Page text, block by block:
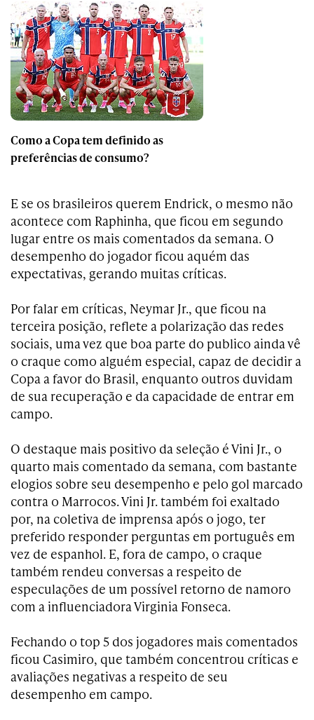
Como a Copa tem definido as
preferências de consumo?
E se os brasileiros querem Endrick, o mesmo não
acontece com Raphinha, que ficou em segundo
lugar entre os mais comentados da semana. O
desempenho do jogador ficou aquém das
expectativas, gerando muitas críticas.
Por falar em críticas, Neymar Jr., que ficou na
terceira posição, reflete a polarização das redes
sociais, uma vez que boa parte do publico ainda vê
o craque como alguém especial, capaz de decidir a
Copa a favor do Brasil, enquanto outros duvidam
de sua recuperação e da capacidade de entrar em
campo.
O destaque mais positivo da seleção é Vini Jr., o
quarto mais comentado da semana, com bastante
elogios sobre seu desempenho e pelo gol marcado
contra o Marrocos. Vini Jr. também foi exaltado
por, na coletiva de imprensa após o jogo, ter
preferido responder perguntas em português em
vez de espanhol. E, fora de campo, o craque
também rendeu conversas a respeito de
especulações de um possível retorno de namoro
com a influenciadora Virginia Fonseca.
Fechando o top 5 dos jogadores mais comentados
ficou Casimiro, que também concentrou críticas e
avaliações negativas a respeito de seu
desempenho em campo.